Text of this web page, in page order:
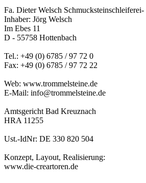
Fa. Dieter Welsch
Inhaber: Jörg Welsch
Im Ebes 11
D - 55758 Hottenbach
Tel.: +49 (0) 6785 / 97 72 0
Fax: +49 (0) 6785 / 97 72 22
Web: www.trommelsteine.de
E-Mail: info@trommelsteine.de
Amtsgericht Bad Kreuznach
HRA 11255
Ust.-IdNr: DE 330 820 504
Konzept, Layout, Realisierung:
www.die-creartoren.de